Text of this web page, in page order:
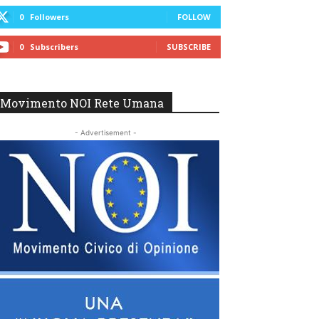
0 Followers FOLLOW
0 Subscribers SUBSCRIBE
Movimento NOI Rete Umana
- Advertisement -